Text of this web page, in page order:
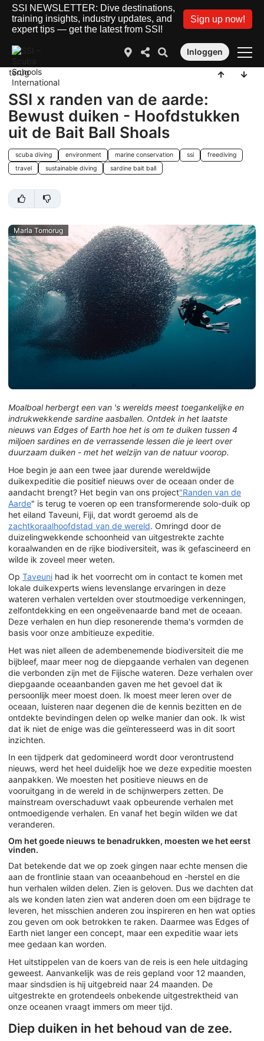
SSI NEWSLETTER: Dive destinations,
training insights, industry updates, and
expert tips — get the latest from SSI!
Sign up now!
Inloggen
terug
SSI x randen van de aarde:
Bewust duiken - Hoofdstukken
uit de Bait Ball Shoals
scuba diving environment marine conservation ssi
freediving
travel
sustainable diving sardine bait ball
Marla Tomorug
Moalboal herbergt een van 's werelds meest toegankelijke en
indrukwekkende sardine aasballen. Ontdek in het laatste
nieuws van Edges of Earth hoe het is om te duiken tussen 4
miljoen sardines en de verrassende lessen die je leert over
duurzaam duiken - met het welzijn van de natuur voorop.
Hoe begin je aan een twee jaar durende wereldwijde
duikexpeditie die positief nieuws over de oceaan onder de
aandacht brengt? Het begin van ons project"Randen van de
Aarde" is terug te voeren op een transformerende solo-duik op
het eiland Taveuni, Fiji, dat wordt geroemd als de
zachtkoraalhoofdstad van de wereld. Omringd door de
duizelingwekkende schoonheid van uitgestrekte zachte
koraalwanden en de rijke biodiversiteit, was ik gefascineerd en
wilde ik zoveel meer weten.
Op Taveuni had ik het voorrecht om in contact te komen met
lokale duikexperts wiens levenslange ervaringen in deze
wateren verhalen vertelden over stoutmoedige verkenningen,
zelfontdekking en een ongeëvenaarde band met de oceaan.
Deze verhalen en hun diep resonerende thema's vormden de
basis voor onze ambitieuze expeditie.
Het was niet alleen de adembenemende biodiversiteit die me
bijbleef, maar meer nog de diepgaande verhalen van degenen
die verbonden zijn met de Fijische wateren. Deze verhalen over
diepgaande oceaanbanden gaven me het gevoel dat ik
persoonlijk meer moest doen. Ik moest meer leren over de
oceaan, luisteren naar degenen die de kennis bezitten en de
ontdekte bevindingen delen op welke manier dan ook. Ik wist
dat ik niet de enige was die geïnteresseerd was in dit soort
inzichten.
In een tijdperk dat gedomineerd wordt door verontrustend
nieuws, werd het heel duidelijk hoe we deze expeditie moesten
aanpakken. We moesten het positieve nieuws en de
vooruitgang in de wereld in de schijnwerpers zetten. De
mainstream overschaduwt vaak opbeurende verhalen met
ontmoedigende verhalen. En vanaf het begin wilden we dat
veranderen.
Om het goede nieuws te benadrukken, moesten we het eerst
vinden.
Dat betekende dat we op zoek gingen naar echte mensen die
aan de frontlinie staan van oceaanbehoud en -herstel en die
hun verhalen wilden delen. Zien is geloven. Dus we dachten dat
als we konden laten zien wat anderen doen om een bijdrage te
leveren, het misschien anderen zou inspireren en hen wat opties
zou geven om ook betrokken te raken. Daarmee was Edges of
Earth niet langer een concept, maar een expeditie waar iets
mee gedaan kan worden.
Het uitstippelen van de koers van de reis is een hele uitdaging
geweest. Aanvankelijk was de reis gepland voor 12 maanden,
maar sindsdien is hij uitgebreid naar 24 maanden. De
uitgestrekte en grotendeels onbekende uitgestrektheid van
onze oceanen vraagt immers om meer tijd.
Diep duiken in het behoud van de zee.